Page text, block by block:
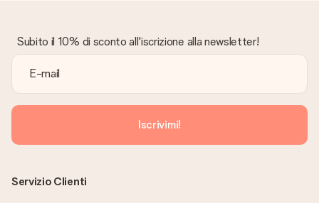
Subito il 10% di sconto all'iscrizione alla newsletter!
Iscrivimi!
Servizio Clienti